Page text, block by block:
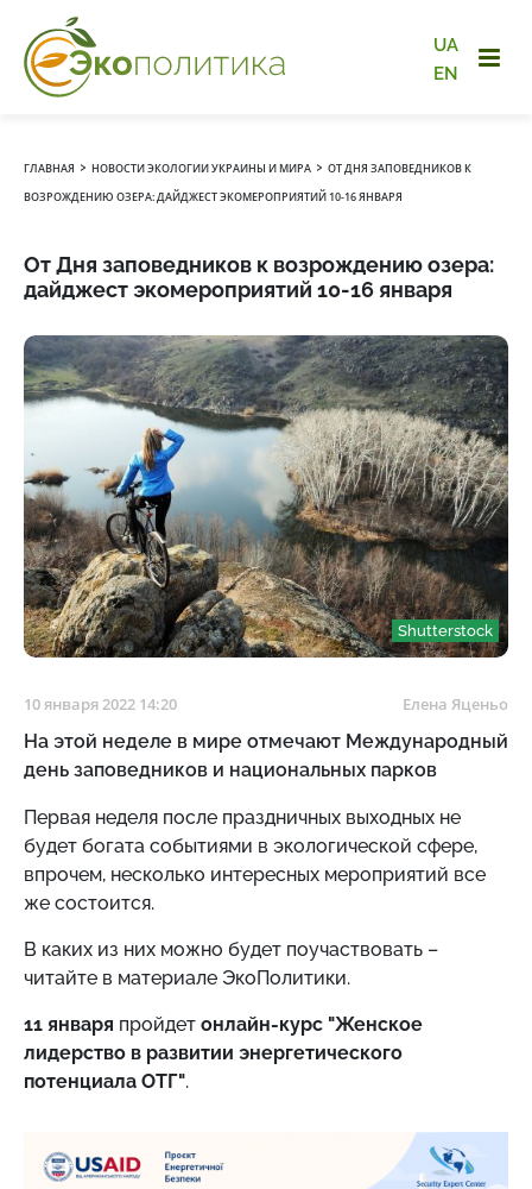
UA
EN
ГЛАВНАЯ › НОВОСТИ ЭКОЛОГИИ УКРАИНЫ И МИРА › ОТ ДНЯ ЗАПОВЕДНИКОВ К
ВОЗРОЖДЕНИЮ ОЗЕРА: ДАЙДЖЕСТ ЭКОМЕРОПРИЯТИЙ 10-16 ЯНВАРЯ
От Дня заповедников к возрождению озера:
дайджест экомероприятий 10-16 января
Shutterstock
10 января 2022 14:20 Елена Яценьо
На этой неделе в мире отмечают Международный
день заповедников и национальных парков
Первая неделя после праздничных выходных не
будет богата событиями в экологической сфере,
впрочем, несколько интересных мероприятий все
же состоится.
В каких из них можно будет поучаствовать –
читайте в материале ЭкоПолитики.
11 января пройдет онлайн-курс "Женское
лидерство в развитии энергетического
потенциала ОТГ".